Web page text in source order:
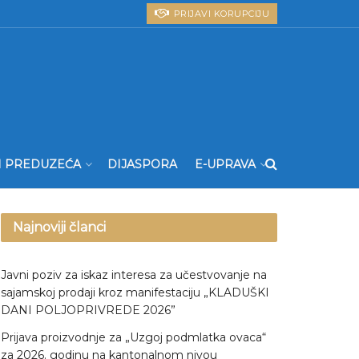
PRIJAVI KORUPCIJU
PREDUZEĆA DIJASPORA E-UPRAVA
Najnoviji članci
Javni poziv za iskaz interesa za učestvovanje na
sajamskoj prodaji kroz manifestaciju „KLADUŠKI
DANI POLJOPRIVREDE 2026”
Prijava proizvodnje za „Uzgoj podmlatka ovaca“
za 2026. godinu na kantonalnom nivou